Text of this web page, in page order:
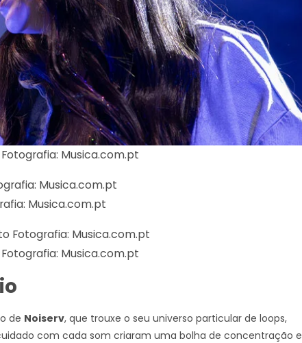
Musica.com.pt
Musica.com.pt
Musica.com.pt
de Noiserv, que trouxe o seu universo particular de loops,
com cada som criaram uma bolha de concentração e